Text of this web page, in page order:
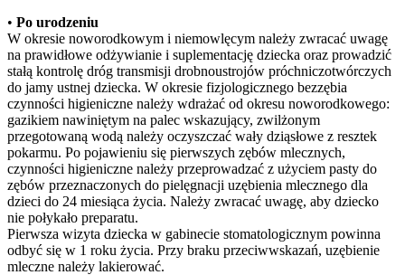
• Po urodzeniu
W okresie noworodkowym i niemowlęcym należy zwracać uwagę
na prawidłowe odżywianie i suplementację dziecka oraz prowadzić
stałą kontrolę dróg transmisji drobnoustrojów próchniczotwórczych
do jamy ustnej dziecka. W okresie fizjologicznego bezzębia
czynności higieniczne należy wdrażać od okresu noworodkowego:
gazikiem nawiniętym na palec wskazujący, zwilżonym
przegotowaną wodą należy oczyszczać wały dziąsłowe z resztek
pokarmu. Po pojawieniu się pierwszych zębów mlecznych,
czynności higieniczne należy przeprowadzać z użyciem pasty do
zębów przeznaczonych do pielęgnacji uzębienia mlecznego dla
dzieci do 24 miesiąca życia. Należy zwracać uwagę, aby dziecko
nie połykało preparatu.
Pierwsza wizyta dziecka w gabinecie stomatologicznym powinna
odbyć się w 1 roku życia. Przy braku przeciwwskazań, uzębienie
mleczne należy lakierować.